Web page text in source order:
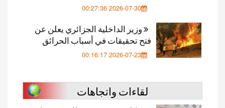
2026-07-30 00:27:36
وزير الداخلية الجزائري يعلن عن
فتح تحقيقات في أسباب الحرائق
2026-07-23 00:16:17
لقاءات واتجاهات